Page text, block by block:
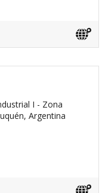
I - Zona
Argentina